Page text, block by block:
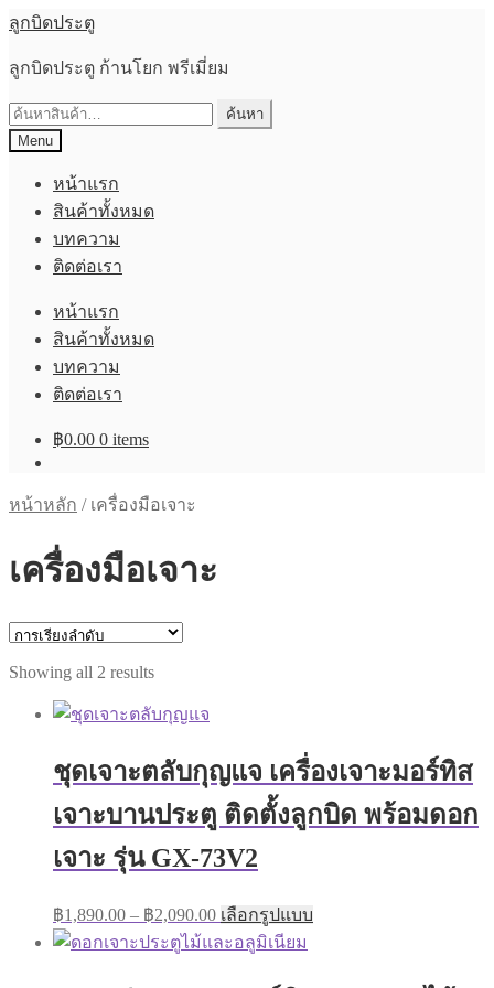
Skip
to
navigation
Skip
to
content
ลูกบิดประตู
ลูกบิดประตู ก้านโยก พรีเมี่ยม
ค้นหา:
ค้นหา
Menu
หน้าแรก
สินค้าทั้งหมด
บทความ
ติดต่อเรา
หน้าแรก
สินค้าทั้งหมด
บทความ
ติดต่อเรา
฿0.00 0 items
หน้าหลัก / เครื่องมือเจาะ
เครื่องมือเจาะ
Showing all 2 results
ชุดเจาะตลับกุญแจ เครื่องเจาะมอร์ทิส
เจาะบานประตู ติดตั้งลูกบิด พร้อมดอก
เจาะ รุ่น GX-73V2
฿1,890.00 – ฿2,090.00Price
range:
฿1,890.00
เลือกรูปแบบ
product